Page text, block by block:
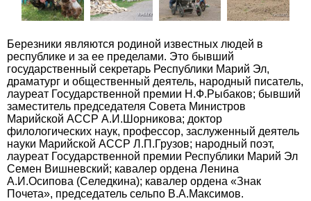
Березники являются родиной известных людей в
республике и за ее пределами. Это бывший
государственный секретарь Республики Марий Эл,
драматург и общественный деятель, народный писатель,
лауреат Государственной премии Н.Ф.Рыбаков; бывший
заместитель председателя Совета Министров
Марийской АССР А.И.Шорникова; доктор
филологических наук, профессор, заслуженный деятель
науки Марийской АССР Л.П.Грузов; народный поэт,
лауреат Государственной премии Республики Марий Эл
Семен Вишневский; кавалер ордена Ленина
А.И.Осипова (Селедкина); кавалер ордена «Знак
Почета», председатель сельпо В.А.Максимов.